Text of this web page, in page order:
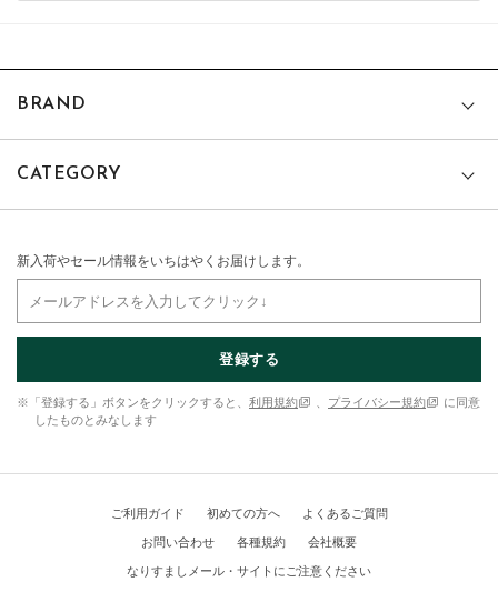
BRAND
CATEGORY
新入荷やセール情報をいちはやくお届けします。
登録する
※「登録する」ボタンをクリックすると、 利用規約 プライバシー規約
に同意
したものとみなします
ご利用ガイド 初めての方へ よくあるご質問
お問い合わせ 各種規約 会社概要
なりすましメール・サイトにご注意ください